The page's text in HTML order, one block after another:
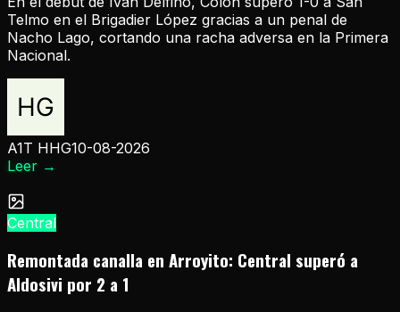
Telmo en el Brigadier López gracias a un penal de
Nacho Lago, cortando una racha adversa en la Primera
Nacional.
A1T HHG10-08-2026
Leer →
Central
Remontada canalla en Arroyito: Central superó a
Aldosivi por 2 a 1